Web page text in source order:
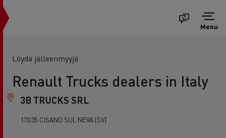
Menu
Löydä jälleenmyyjä
Renault Trucks dealers in Italy
3B TRUCKS SRL
17035 CISANO SUL NEVA (SV)